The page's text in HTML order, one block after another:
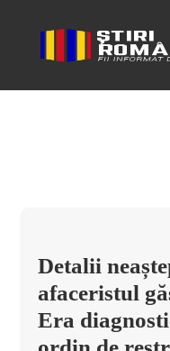
afacerist
Detalii
afaceristul
Era